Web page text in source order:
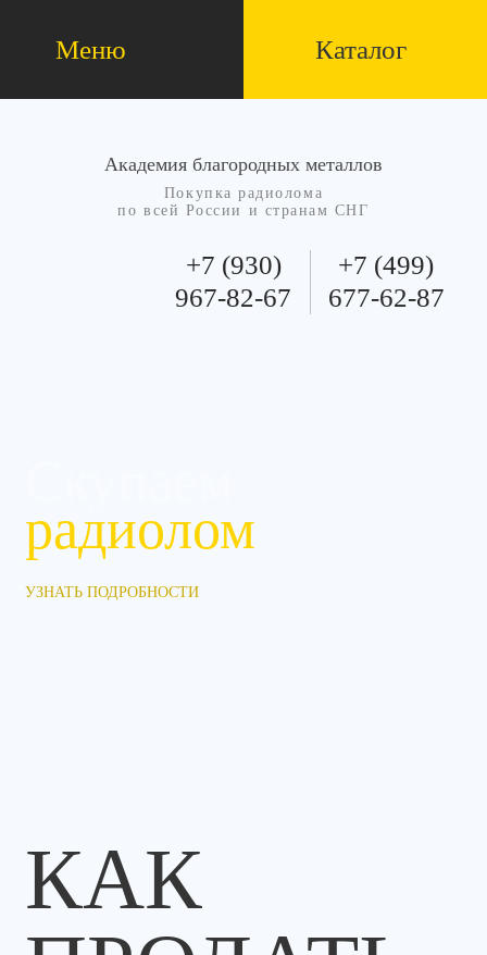
Меню Каталог
Академия благородных металлов
Покупка радиолома
по всей России и странам СНГ
+7 (930)
967-82-67
+7 (499)
677-62-87
радиолом
УЗНАТЬ ПОДРОБНОСТИ
КАК